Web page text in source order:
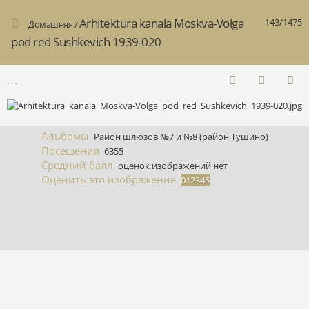
143/1475
Домашняя/Arhitektura kanala Moskva-Volga
pod red Sushkevich 1939-020
Альбомы Район шлюзов №7 и №8 (район Тушино)
Посещения 6355
Средний балл оценок изображений нет
Оценить это изображение